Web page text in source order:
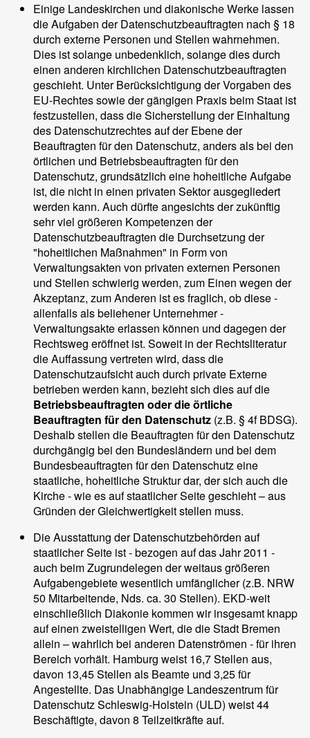
Einige Landeskirchen und diakonische Werke lassen
die Aufgaben der Datenschutzbeauftragten nach § 18
durch externe Personen und Stellen wahrnehmen.
Dies ist solange unbedenklich, solange dies durch
einen anderen kirchlichen Datenschutzbeauftragten
geschieht. Unter Berücksichtigung der Vorgaben des
EU-Rechtes sowie der gängigen Praxis beim Staat ist
festzustellen, dass die Sicherstellung der Einhaltung
des Datenschutzrechtes auf der Ebene der
Beauftragten für den Datenschutz, anders als bei den
örtlichen und Betriebsbeauftragten für den
Datenschutz, grundsätzlich eine hoheitliche Aufgabe
ist, die nicht in einen privaten Sektor ausgegliedert
werden kann. Auch dürfte angesichts der zukünftig
sehr viel größeren Kompetenzen der
Datenschutzbeauftragten die Durchsetzung der
"hoheitlichen Maßnahmen" in Form von
Verwaltungsakten von privaten externen Personen
und Stellen schwierig werden, zum Einen wegen der
Akzeptanz, zum Anderen ist es fraglich, ob diese -
allenfalls als beliehener Unternehmer -
Verwaltungsakte erlassen können und dagegen der
Rechtsweg eröffnet ist. Soweit in der Rechtsliteratur
die Auffassung vertreten wird, dass die
Datenschutzaufsicht auch durch private Externe
betrieben werden kann, bezieht sich dies auf die
Betriebsbeauftragten oder die örtliche
Beauftragten für den Datenschutz (z.B. § 4f BDSG).
Deshalb stellen die Beauftragten für den Datenschutz
durchgängig bei den Bundesländern und bei dem
Bundesbeauftragten für den Datenschutz eine
staatliche, hoheitliche Struktur dar, der sich auch die
Kirche - wie es auf staatlicher Seite geschieht – aus
Gründen der Gleichwertigkeit stellen muss.
Die Ausstattung der Datenschutzbehörden auf
staatlicher Seite ist - bezogen auf das Jahr 2011 -
auch beim Zugrundelegen der weitaus größeren
Aufgabengebiete wesentlich umfänglicher (z.B. NRW
50 Mitarbeitende, Nds. ca. 30 Stellen). EKD-weit
einschließlich Diakonie kommen wir insgesamt knapp
auf einen zweistelligen Wert, die die Stadt Bremen
allein – wahrlich bei anderen Datenströmen - für ihren
Bereich vorhält. Hamburg weist 16,7 Stellen aus,
davon 13,45 Stellen als Beamte und 3,25 für
Angestellte. Das Unabhängige Landeszentrum für
Datenschutz Schleswig-Holstein (ULD) weist 44
Beschäftigte, davon 8 Teilzeitkräfte auf.